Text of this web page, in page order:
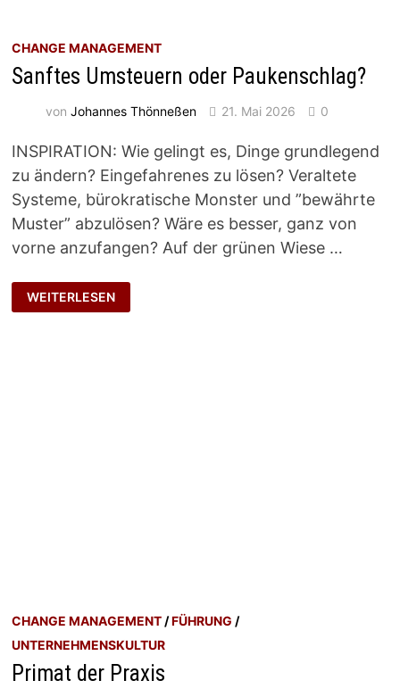
CHANGE MANAGEMENT
Sanftes Umsteuern oder Paukenschlag?
vonJohannes Thönneßen 21. Mai 2026 0
INSPIRATION: Wie gelingt es, Dinge grundlegend
zu ändern? Eingefahrenes zu lösen? Veraltete
Systeme, bürokratische Monster und ”bewährte
Muster” abzulösen? Wäre es besser, ganz von
vorne anzufangen? Auf der grünen Wiese …
SANFTES
UMSTEUERN
ODER
WEITERLESEN
CHANGE MANAGEMENT /FÜHRUNG /
UNTERNEHMENSKULTUR
Primat der Praxis